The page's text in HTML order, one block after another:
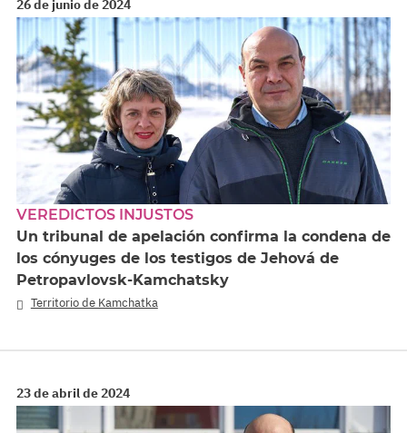
26 de junio de 2024
VEREDICTOS INJUSTOS
Un tribunal de apelación confirma la condena de
los cónyuges de los testigos de Jehová de
Petropavlovsk-Kamchatsky
Territorio de Kamchatka
23 de abril de 2024